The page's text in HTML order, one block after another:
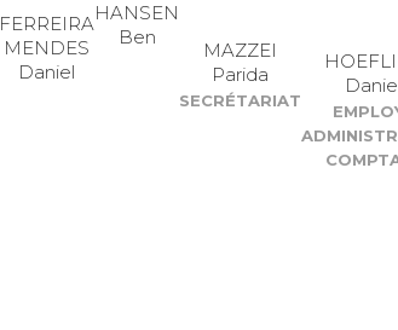
FERREIRA
MENDES
Daniel
HANSEN
Ben
MAZZEI
Parida
SECRÉTARIAT